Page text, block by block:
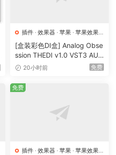
插件 · 效果器 · 苹果 · 苹果效果
器
[盒装彩色DI盒] Analog Obse
ssion THEDI v1.0 VST3 AU
AAX [WiN, MacOSX]（17.8
20小时前 免费
插件 · 效果器 · 苹果 · 苹果效果
免费